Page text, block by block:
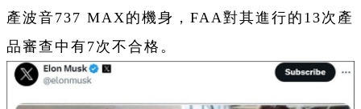
產波音737 MAX的機身，FAA對其進行的13次產
品審查中有7次不合格。